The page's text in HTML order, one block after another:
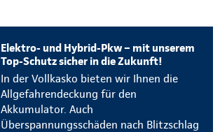
Elektro- und Hybrid-Pkw – mit unserem
Top-Schutz sicher in die Zukunft!
In der Vollkasko bieten wir Ihnen die
Allgefahrendeckung für den
Akkumulator. Auch
Überspannungsschäden nach Blitzschlag